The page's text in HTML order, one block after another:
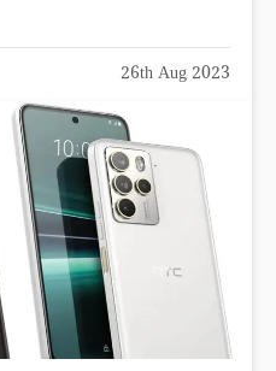
26th Aug 2023